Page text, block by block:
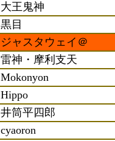
大王鬼神
黒目
ジャスタウェイ＠
雷神・摩利支天
Mokonyon
Hippo
井筒平四郎
cyaoron